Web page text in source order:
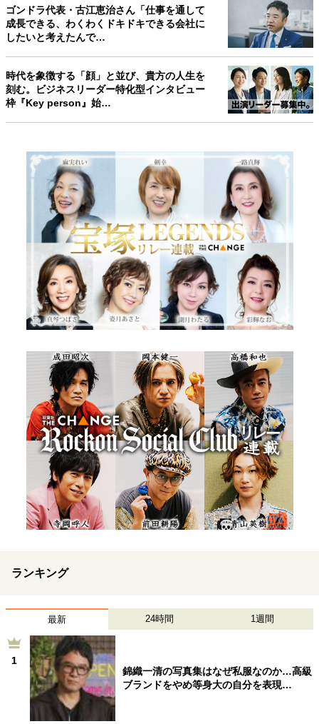
ゴンドラ代表・古江恵治さん「仕事を通して
成長できる、わくわくドキドキできる会社に
したいと考えたんで…
時代を象徴する「顔」と並び、貴方の人生を
刻む。ビジネスリーダー特化型インタビュー
枠『Key person』始…
ランキング
最新 24時間 1週間
1
錦織一清の写真集はなぜ私服なのか…高級
ブランドをやめ等身大の自分を表現…